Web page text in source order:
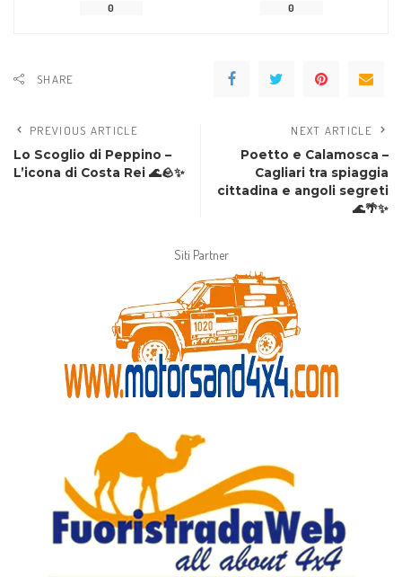
0 0
SHARE
PREVIOUS ARTICLE
Lo Scoglio di Peppino –
L’icona di Costa Rei 🌊🪨✨
NEXT ARTICLE
Poetto e Calamosca –
Cagliari tra spiaggia
cittadina e angoli segreti
🌊🌴✨
Siti Partner